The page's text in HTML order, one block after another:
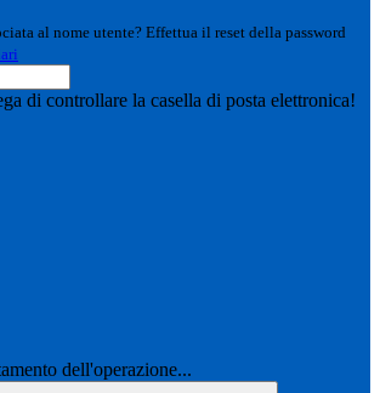
al nome utente? Effettua il reset della password
di controllare la casella di posta elettronica!
dell'operazione...